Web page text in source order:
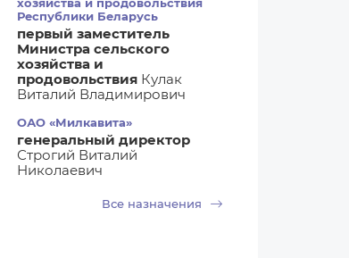
Биохимики нашли
способ продлить срок
хранения мяса без
заморозки
хозяйства и продовольствия
Республики Беларусь
первый заместитель
Министра сельского
хозяйства и
продовольствия Кулак
Виталий Владимирович
ОАО «Милкавита»
генеральный директор
Строгий Виталий
Николаевич
Все назначения